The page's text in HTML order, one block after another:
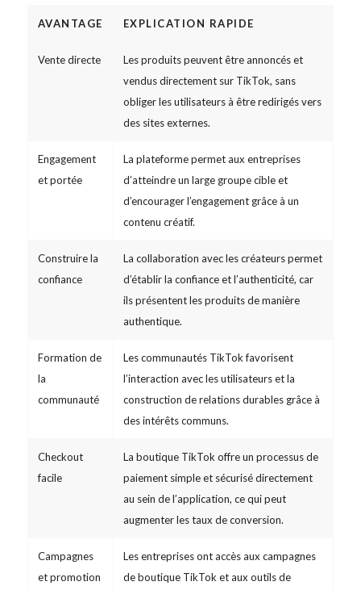
AVANTAGE EXPLICATION RAPIDE
Vente directe
Les produits peuvent être annoncés et
vendus directement sur TikTok, sans
obliger les utilisateurs à être redirigés vers
des sites externes.
Engagement
et portée
La plateforme permet aux entreprises
d’atteindre un large groupe cible et
d’encourager l’engagement grâce à un
contenu créatif.
Construire la
confiance
La collaboration avec les créateurs permet
d’établir la confiance et l’authenticité, car
ils présentent les produits de manière
authentique.
Formation de
la
communauté
Les communautés TikTok favorisent
l’interaction avec les utilisateurs et la
construction de relations durables grâce à
des intérêts communs.
Checkout
facile
La boutique TikTok offre un processus de
paiement simple et sécurisé directement
au sein de l’application, ce qui peut
augmenter les taux de conversion.
Campagnes
et promotion
Les entreprises ont accès aux campagnes
de boutique TikTok et aux outils de